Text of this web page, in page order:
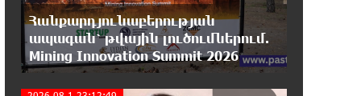
Սյունե Քոսակյանը հաղթահարել
են Արարատի գագաթը
21:41:25 6-08-2026
Վթար Լոռու մարզում․
Հանքարդյունաբերության
ապագան՝ թվային լուծումներում.
Mining Innovation Summit 2026